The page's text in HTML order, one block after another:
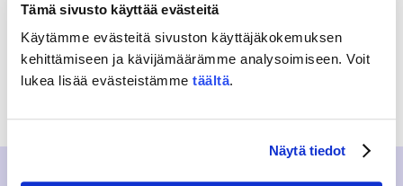
Tämä sivusto käyttää evästeitä
Käytämme evästeitä sivuston käyttäjäkokemuksen
kehittämiseen ja kävijämäärämme analysoimiseen. Voit
lukea lisää evästeistämme täältä.
Näytä tiedot